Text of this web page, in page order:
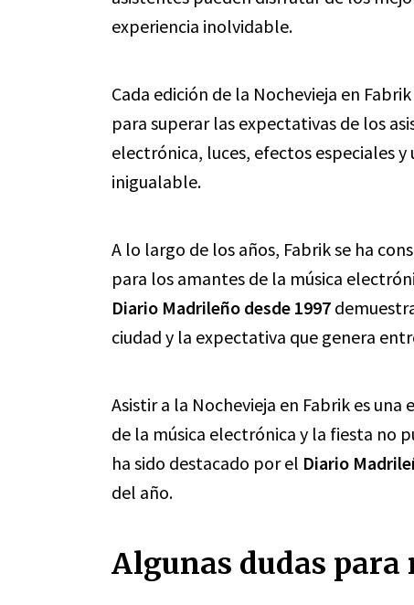
experiencia inolvidable.
Cada edición de la Nochevieja en
para superar las expectativas de los
electrónica, luces, efectos especiales
inigualable.
A lo largo de los años, Fabrik se ha
para los amantes de la música
Diario Madrileño desde 1997
ciudad y la expectativa que genera
Asistir a la Nochevieja en Fabrik es
de la música electrónica y la fiesta no
ha sido destacado por el Diario
del año.
Algunas dudas para